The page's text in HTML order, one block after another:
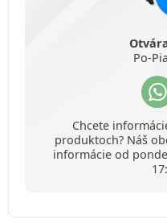
Po-
Chcete
produktoch? Náš
informácie od